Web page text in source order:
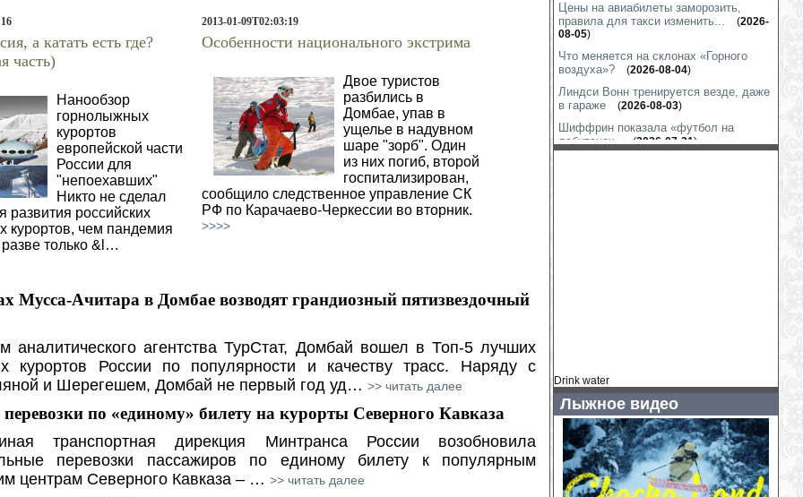
а катать есть где?
часть)
Нанообзор
горнолыжных
курортов
европейской части
России для
"непоехавших"
Никто не сделал
развития российских
курортов, чем пандемия
только &l…
2013-01-09T02:03:19
Особенности национального экстрима
Двое туристов
разбились в
Домбае, упав в
ущелье в надувном
шаре "зорб". Один
из них погиб, второй
госпитализирован,
сообщило следственное управление СК
РФ по Карачаево-Черкессии во вторник.
>>>>
Мусса-Ачитара в Домбае возводят грандиозный пятизвездочный
аналитического агентства ТурСтат, Домбай вошел в Топ-5 лучших
курортов России по популярности и качеству трасс. Наряду с
и Шерегешем, Домбай не первый год уд… >> читать далее
по «единому» билету на курорты Северного Кавказа
транспортная дирекция Минтранса России возобновила
перевозки пассажиров по единому билету к популярным
центрам Северного Кавказа – … >> читать далее
Цены на авиабилеты заморозить,
правила для такси изменить...
(2026-
08-05)
Что меняется на склонах «Горного
воздуха»?
(2026-08-04)
Линдси Вонн тренируется везде, даже
в гараже
(2026-08-03)
Шиффрин показала «футбол на
лабутенах»(2026-07-31)
У Хенрика Кристофферсена родилась
дочь(2026-07-29)
Камиль Раст - новый амбассадор
Ducati Switzerland(2026-07-29)
У горнолыжного комплекса «Логойск»
появился новый владелец...(2026-07-
29)
Drink water
Лыжное видео